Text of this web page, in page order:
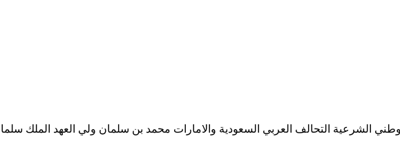
الشرعية التحالف العربي السعودية والامارات محمد بن سلمان ولي العهد الملك